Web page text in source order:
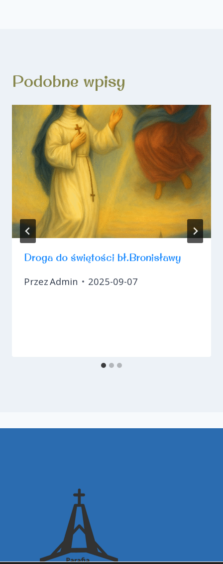
Podobne wpisy
Droga do świętości bł.Bronisławy
PrzezAdmin 2025-09-07